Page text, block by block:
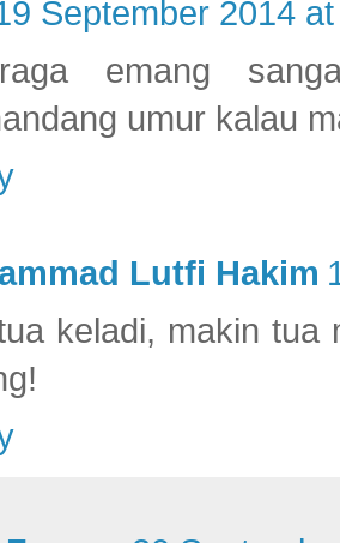
September 2014
emang
umur kalau
Lutfi Hakim
keladi, makin tua